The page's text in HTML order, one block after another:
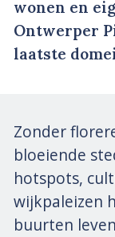
wonen en
Ontwerper
laatste
Zonder
bloeiende
hotspots,
wijkpaleizen
buurten